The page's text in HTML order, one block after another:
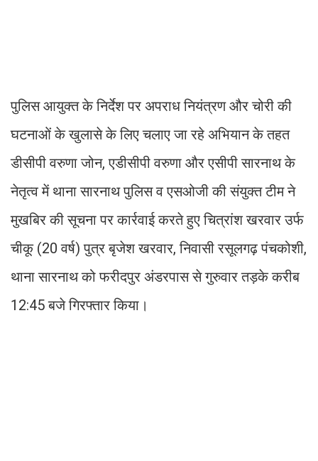
पुलिस आयुक्त के निर्देश पर अपराध नियंत्रण और चोरी की
घटनाओं के खुलासे के लिए चलाए जा रहे अभियान के तहत
डीसीपी वरुणा जोन, एडीसीपी वरुणा और एसीपी सारनाथ के
नेतृत्व में थाना सारनाथ पुलिस व एसओजी की संयुक्त टीम ने
मुखबिर की सूचना पर कार्रवाई करते हुए चित्रांश खरवार उर्फ
चीकू (20 वर्ष) पुत्र बृजेश खरवार, निवासी रसूलगढ़ पंचकोशी,
थाना सारनाथ को फरीदपुर अंडरपास से गुरुवार तड़के करीब
12:45 बजे गिरफ्तार किया।